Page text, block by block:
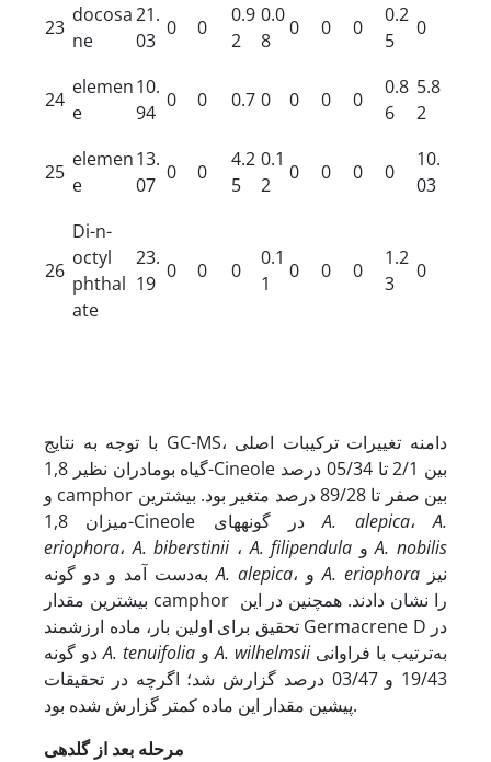
23
docosa
ne
21.
03
0 0
0.9
2
0.0
8
0 0 0
0.2
5
0
24
elemen
e
10.
94
0 0 0.7 0 0 0 0
0.8
6
5.8
2
25
elemen
e
13.
07
0 0
4.2
5
0.1
2
0 0 0 0
10.
03
26
Di-n-
octyl
phthal
ate
23.
19
0 0 0
0.1
1
0 0 0
1.2
3
0
با توجه به نتایج GC-MS، دامنه تغییرات ترکیبات اصلی
گیاه بومادران نظیر 1,8-Cineole بین 2/1 تا 05/34 درصد
و camphor بین صفر تا 89/28 درصد متغیر بود. بیشترین
میزان 1,8-Cineole در گونه­هایA. alepica،A.
eriophora،A. biberstinii ،A. filipendula وA. nobilis
به‌دست آمد و دو گونهA. alepica ، وA. eriophora
بیشترین مقدار camphor را نشان دادند. همچنین در این
تحقیق برای اولین بار، ماده ارزشمند Germacrene D در
دو گونهA. tenuifolia وA. wilhelmsii
19/43 و 03/47 درصد گزارش شد؛ اگرچه در تحقیقات
پیشین مقدار این ماده کمتر گزارش شده بود.
مرحله بعد از گلدهی